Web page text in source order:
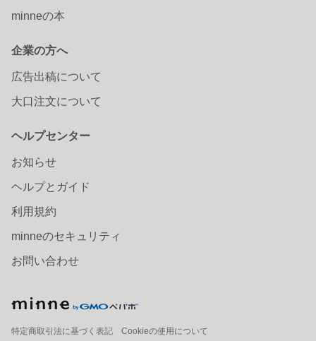
minneの本
企業の方へ
広告出稿について
大口注文について
ヘルプセンター
お知らせ
ヘルプとガイド
利用規約
minneのセキュリティ
お問い合わせ
特定商取引法に基づく表記
Cookieの使用について